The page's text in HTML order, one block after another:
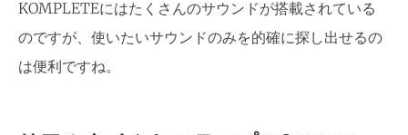
KOMPLETEにはたくさんのサウンドが搭載されている
のですが、使いたいサウンドのみを的確に探し出せるの
は便利ですね。